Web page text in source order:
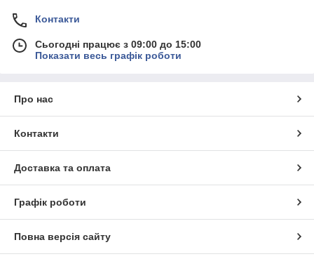
Контакти
Сьогодні працює з 09:00 до 15:00
Показати весь графік роботи
Про нас
Контакти
Доставка та оплата
Графік роботи
Повна версія сайту